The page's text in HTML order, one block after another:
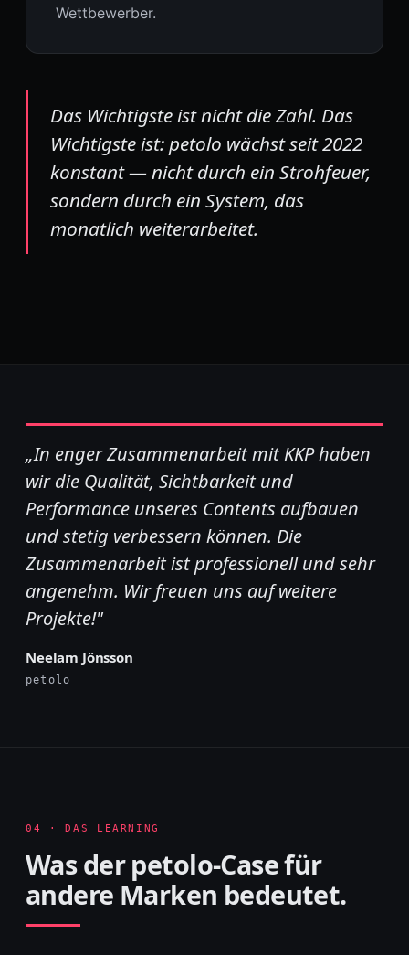
Wettbewerber.
Das Wichtigste ist nicht die Zahl. Das
Wichtigste ist: petolo wächst seit 2022
konstant — nicht durch ein Strohfeuer,
sondern durch ein System, das
monatlich weiterarbeitet.
„In enger Zusammenarbeit mit KKP haben
wir die Qualität, Sichtbarkeit und
Performance unseres Contents aufbauen
und stetig verbessern können. Die
Zusammenarbeit ist professionell und sehr
angenehm. Wir freuen uns auf weitere
Projekte!"
Neelam Jönsson
petolo
04 · DAS LEARNING
Was der petolo-Case für
andere Marken bedeutet.